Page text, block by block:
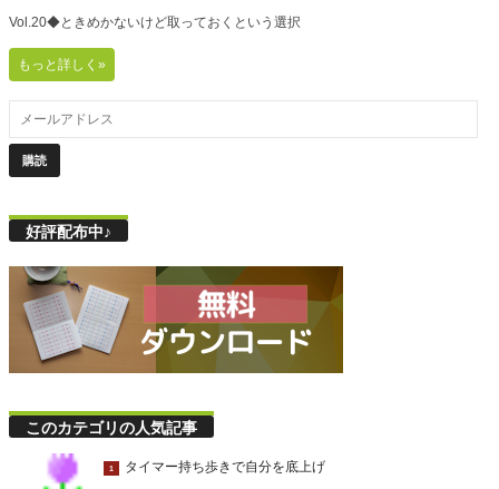
Vol.20◆ときめかないけど取っておくという選択
もっと詳しく»
好評配布中♪
このカテゴリの人気記事
1 タイマー持ち歩きで自分を底上げ